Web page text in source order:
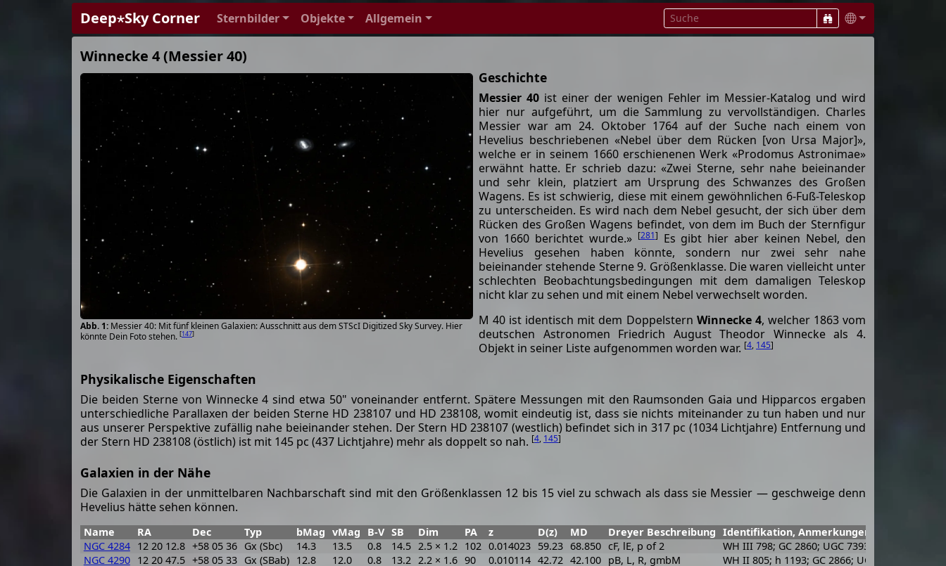
Deep⋆Sky Corner Sternbilder Objekte Allgemein
Winnecke 4 (Messier 40)
Messier 40: Mit fünf kleinen Galaxien: Ausschnitt aus dem STScI Digitized Sky Survey. Hier
könnte Dein Foto stehen. [147]
Geschichte
Messier 40 ist einer der wenigen Fehler im Messier-Katalog und wird
hier nur aufgeführt, um die Sammlung zu vervollständigen. Charles
Messier war am 24. Oktober 1764 auf der Suche nach einem von
Hevelius beschriebenen «Nebel über dem Rücken [von Ursa Major]»,
welche er in seinem 1660 erschienenen Werk «Prodomus Astronimae»
erwähnt hatte. Er schrieb dazu: «Zwei Sterne, sehr nahe beieinander
und sehr klein, platziert am Ursprung des Schwanzes des Großen
Wagens. Es ist schwierig, diese mit einem gewöhnlichen 6-Fuß-Teleskop
zu unterscheiden. Es wird nach dem Nebel gesucht, der sich über dem
Rücken des Großen Wagens befindet, von dem im Buch der Sternfigur
von 1660 berichtet wurde.» [281] Es gibt hier aber keinen Nebel, den
Hevelius gesehen haben könnte, sondern nur zwei sehr nahe
beieinander stehende Sterne 9. Größenklasse. Die waren vielleicht unter
schlechten Beobachtungsbedingungen mit dem damaligen Teleskop
nicht klar zu sehen und mit einem Nebel verwechselt worden.
M 40 ist identisch mit dem Doppelstern Winnecke 4, welcher 1863 vom
deutschen Astronomen Friedrich August Theodor Winnecke als 4.
Objekt in seiner Liste aufgenommen worden war. [4, 145]
Physikalische Eigenschaften
Die beiden Sterne von Winnecke 4 sind etwa 50" voneinander entfernt. Spätere Messungen mit den Raumsonden Gaia und Hipparcos ergaben
unterschiedliche Parallaxen der beiden Sterne HD 238107 und HD 238108, womit eindeutig ist, dass sie nichts miteinander zu tun haben und nur
aus unserer Perspektive zufällig nahe beieinander stehen. Der Stern HD 238107 (westlich) befindet sich in 317 pc (1034 Lichtjahre) Entfernung und
der Stern HD 238108 (östlich) ist mit 145 pc (437 Lichtjahre) mehr als doppelt so nah. [4, 145]
Galaxien in der Nähe
Die Galaxien in der unmittelbaren Nachbarschaft sind mit den Größenklassen 12 bis 15 viel zu schwach als dass sie Messier — geschweige denn
Hevelius hätte sehen können.
Name RA Dec Typ bMag vMag B-V SB Dim PA z D(z) MD Dreyer Beschreibung Identifikation, Anmerkungen
NGC 4284 12 20 12.8 +58 05 36 Gx (Sbc) 14.3 13.5 0.8 14.5 2.5 × 1.2 102 0.014023 59.23 68.850 cF, lE, p of 2
WH III 798; GC 2860; UGC 7393; MCG 10-18-26;
NGC 4290 12 20 47.5 +58 05 33 Gx (SBab) 12.8 12.0 0.8 13.2 2.2 × 1.6 90 0.010114 42.72 42.100 pB, L, R, gmbM
WH II 805; h 1193; GC 2866; UGC 7402; MCG